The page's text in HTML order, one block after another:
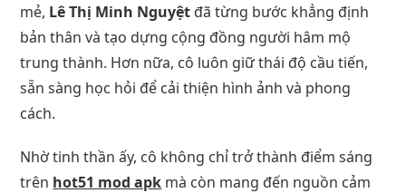
mẻ, Lê Thị Minh Nguyệt đã từng bước khẳng định
bản thân và tạo dựng cộng đồng người hâm mộ
trung thành. Hơn nữa, cô luôn giữ thái độ cầu tiến,
sẵn sàng học hỏi để cải thiện hình ảnh và phong
cách.
Nhờ tinh thần ấy, cô không chỉ trở thành điểm sáng
trên hot51 mod apk mà còn mang đến nguồn cảm